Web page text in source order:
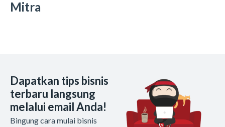
Mitra
Dapatkan tips bisnis
terbaru langsung
melalui email Anda!
Bingung cara mulai bisnis